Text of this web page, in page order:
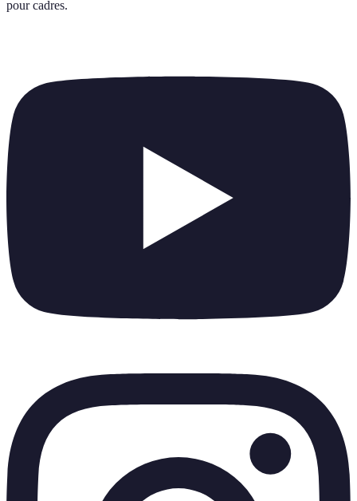
pour cadres.